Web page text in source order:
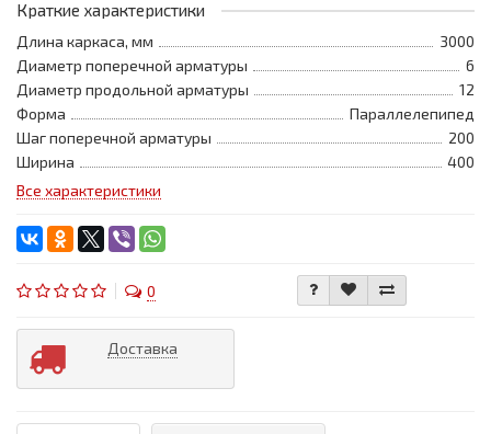
Краткие характеристики
Длина каркаса, мм
3000
Диаметр поперечной арматуры
6
Диаметр продольной арматуры
12
Форма
Параллелепипед
Шаг поперечной арматуры
200
Ширина
400
Все характеристики
0
Доставка